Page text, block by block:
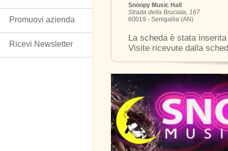
Snoopy Music Hall
Strada della Bruciata, 167
60019 - Senigallia (AN)
La scheda è stata
Visite ricevute dalla
Promuovi azienda
Ricevi Newsletter